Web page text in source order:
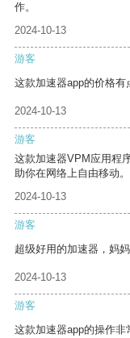
作。
2024-10-13
游客
这款加速器app的价格有
2024-10-13
游客
这款加速器VPM应用程
助你在网络上自由移动。
2024-10-13
游客
超级好用的加速器，妈
2024-10-13
游客
这款加速器app的操作非